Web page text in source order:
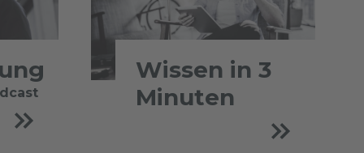
Wissen in 3
Minuten